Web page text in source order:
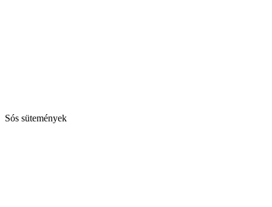
Sós sütemények